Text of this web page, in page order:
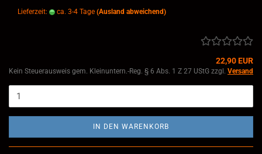
Lieferzeit: ca. 3-4 Tage (Ausland abweichend)
22,90 EUR
Kein Steuerausweis gem. Kleinuntern.-Reg. § 6 Abs. 1 Z 27 UStG zzgl. Versand
IN DEN WARENKORB